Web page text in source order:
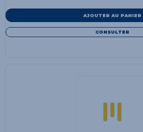
AJOUTER AU PANIER
CONSULTER